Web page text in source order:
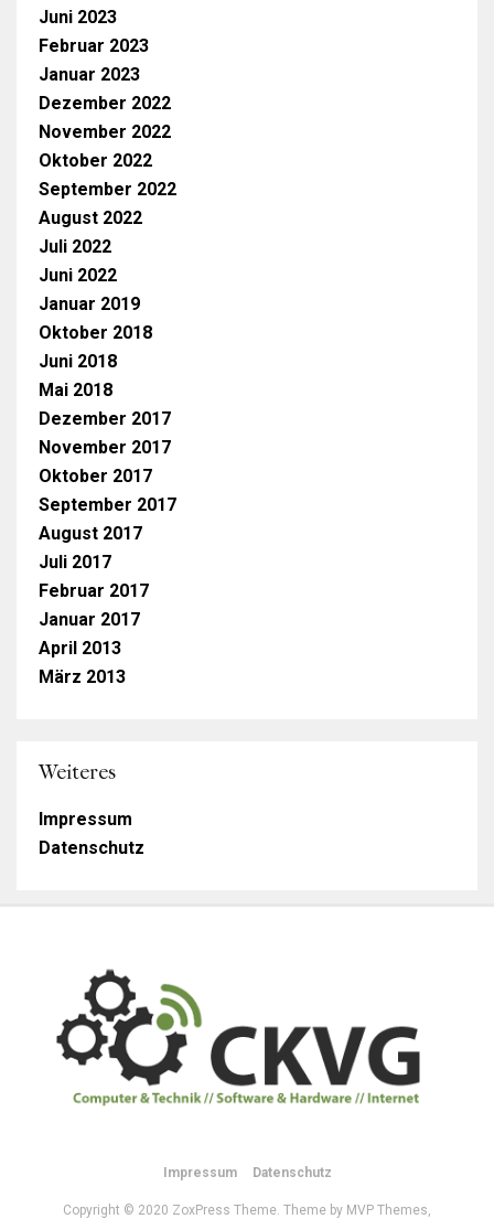
Juni 2023
Februar 2023
Januar 2023
Dezember 2022
November 2022
Oktober 2022
September 2022
August 2022
Juli 2022
Juni 2022
Januar 2019
Oktober 2018
Juni 2018
Mai 2018
Dezember 2017
November 2017
Oktober 2017
September 2017
August 2017
Juli 2017
Februar 2017
Januar 2017
April 2013
März 2013
Weiteres
Impressum
Datenschutz
Impressum Datenschutz
Copyright © 2020 ZoxPress Theme. Theme by MVP Themes,